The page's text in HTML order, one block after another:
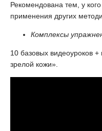
Рекомендована тем, у
применения других
Комплексы
10 базовых видеоуроков
зрелой кожи».